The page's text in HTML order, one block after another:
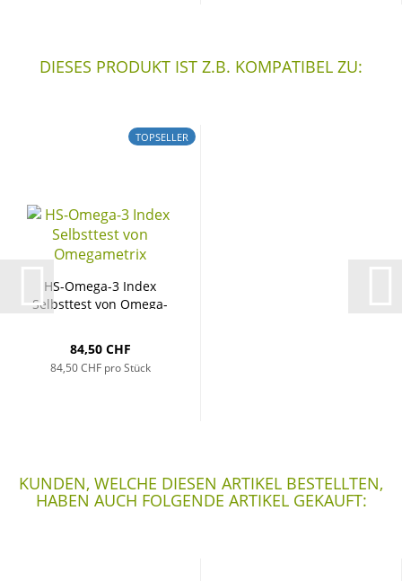
DIESES PRODUKT IST Z.B. KOMPATIBEL ZU:
TOPSELLER
HS-​Omega-​3 Index
Selbst­test von Ome­ga­
84,50 CHF
84,50 CHF pro Stück
KUNDEN, WELCHE DIESEN ARTIKEL BESTELLTEN,
HABEN AUCH FOLGENDE ARTIKEL GEKAUFT: